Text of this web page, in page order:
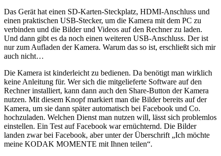
Das Gerät hat einen SD-Karten-Steckplatz, HDMI-Anschluss und
einen praktischen USB-Stecker, um die Kamera mit dem PC zu
verbinden und die Bilder und Videos auf den Rechner zu laden.
Und dann gibt es da noch einen weiteren USB-Anschluss. Der ist
nur zum Aufladen der Kamera. Warum das so ist, erschließt sich mir
auch nicht…
Die Kamera ist kinderleicht zu bedienen. Da benötigt man wirklich
keine Anleitung für. Wer sich die mitgelieferte Software auf den
Rechner installiert, kann dann auch den Share-Button der Kamera
nutzen. Mit diesem Knopf markiert man die Bilder bereits auf der
Kamera, um sie dann später automatisch bei Facebook und Co.
hochzuladen. Welchen Dienst man nutzen will, lässt sich problemlos
einstellen. Ein Test auf Facebook war ernüchternd. Die Bilder
landen zwar bei Facebook, aber unter der Überschrift „Ich möchte
meine KODAK MOMENTE mit Ihnen teilen“.